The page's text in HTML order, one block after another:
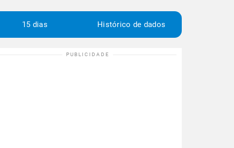
15 dias Histórico de dados